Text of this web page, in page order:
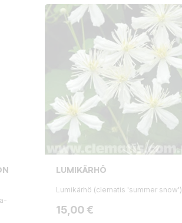
LUMIKÄRHÖ
Lumikärhö (clematis 'summer snow')
Hinta
15,00 €